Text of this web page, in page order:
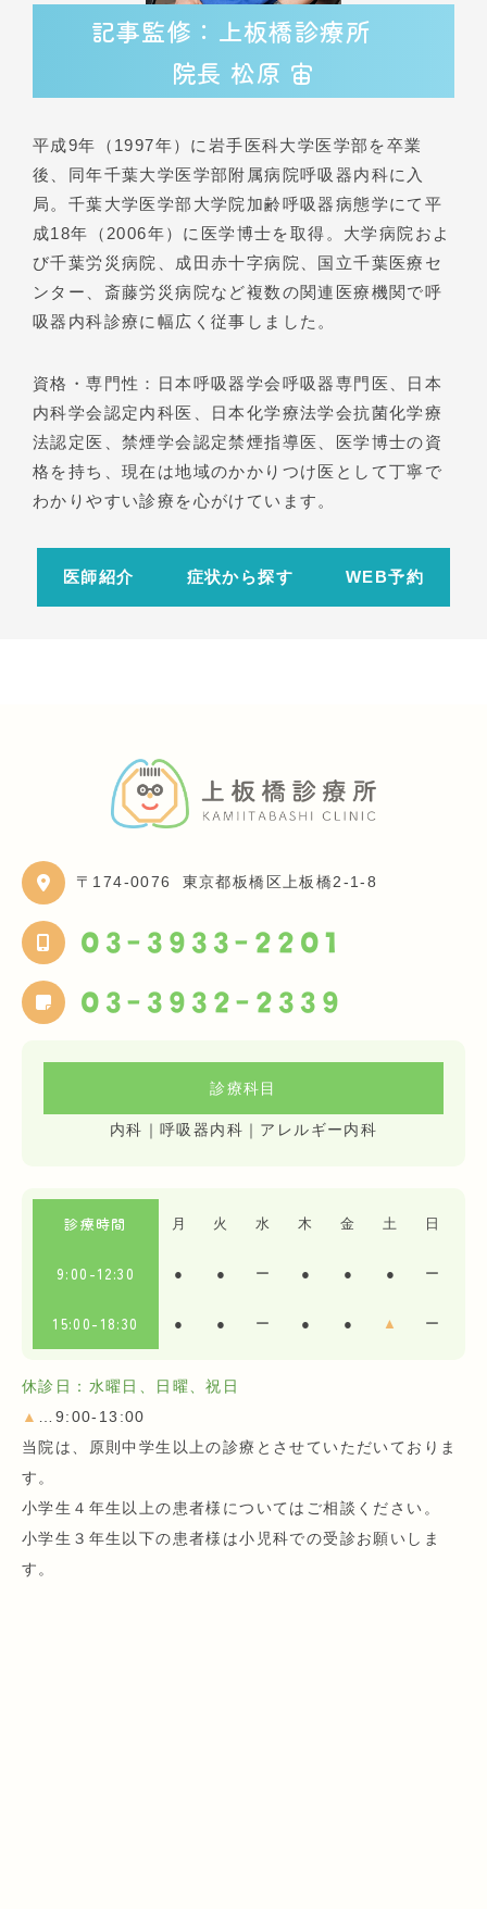
記事監修：上板橋診療所
院長 松原 宙
平成9年（1997年）に岩手医科大学医学部を卒業
後、同年千葉大学医学部附属病院呼吸器内科に入
局。千葉大学医学部大学院加齢呼吸器病態学にて平
成18年（2006年）に医学博士を取得。大学病院およ
び千葉労災病院、成田赤十字病院、国立千葉医療セ
ンター、斎藤労災病院など複数の関連医療機関で呼
吸器内科診療に幅広く従事しました。
資格・専門性：日本呼吸器学会呼吸器専門医、日本
内科学会認定内科医、日本化学療法学会抗菌化学療
法認定医、禁煙学会認定禁煙指導医、医学博士の資
格を持ち、現在は地域のかかりつけ医として丁寧で
わかりやすい診療を心がけています。
医師紹介 症状から探す WEB予約
〒174-0076 東京都板橋区上板橋2-1-8
03-3933-2201
03-3932-2339
診療科目
内科｜呼吸器内科｜アレルギー内科
診療時間 月 火 水 木 金 土 日
9:00-12:30 ● ● ー ● ● ● ー
15:00-18:30 ● ● ー ● ● ▲ ー
休診日：水曜日、日曜、祝日
▲
…9:00-13:00
当院は、原則中学生以上の診療とさせていただいておりま
す。
小学生４年生以上の患者様についてはご相談ください。
小学生３年生以下の患者様は小児科での受診お願いしま
す。